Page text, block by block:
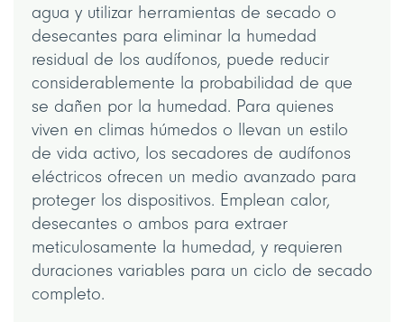
agua y utilizar herramientas de secado o
desecantes para eliminar la humedad
residual de los audífonos, puede reducir
considerablemente la probabilidad de que
se dañen por la humedad. Para quienes
viven en climas húmedos o llevan un estilo
de vida activo, los secadores de audífonos
eléctricos ofrecen un medio avanzado para
proteger los dispositivos. Emplean calor,
desecantes o ambos para extraer
meticulosamente la humedad, y requieren
duraciones variables para un ciclo de secado
completo.